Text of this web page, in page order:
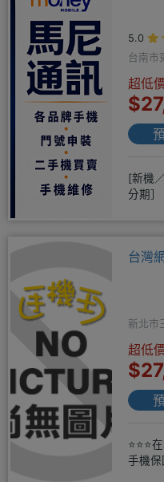
5.0
台南市
超低
[新機
分期
台灣
新北市
超低
⭐⭐⭐
手機